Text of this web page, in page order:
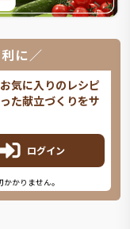
に／
気に入りのレシピ
た献立づくりをサ
ログイン
かりません。